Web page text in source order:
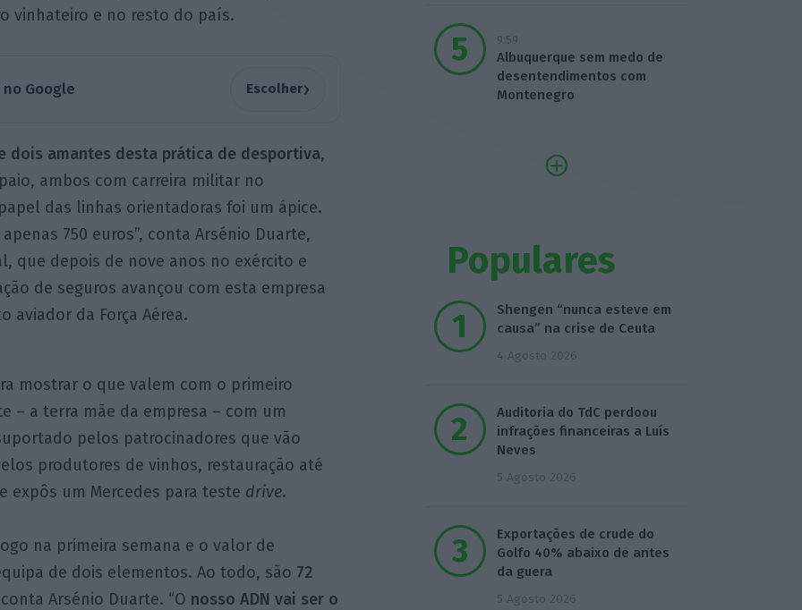
vinhateiro e no resto do país.
Google Escolher›
dois amantes desta prática de desportiva,
ambos com carreira militar no
das linhas orientadoras foi um ápice.
750 euros”, conta Arsénio Duarte,
que depois de nove anos no exército e
de seguros avançou com esta empresa
aviador da Força Aérea.
mostrar o que valem com o primeiro
– a terra mãe da empresa – com um
pelos patrocinadores que vão
produtores de vinhos, restauração até
expôs um Mercedes para teste drive.
na primeira semana e o valor de
de dois elementos. Ao todo, são 72
Arsénio Duarte. “O nosso ADN vai ser o
9:59
Albuquerque sem medo de
desentendimentos com
Montenegro
Populares
Shengen “nunca esteve em
causa” na crise de Ceuta
4 Agosto 2026
Auditoria do TdC perdoou
infrações financeiras a Luís
Neves
5 Agosto 2026
Exportações de crude do
Golfo 40% abaixo de antes
da guera
5 Agosto 2026